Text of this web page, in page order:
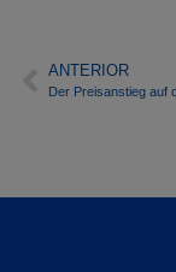
ANTERIOR